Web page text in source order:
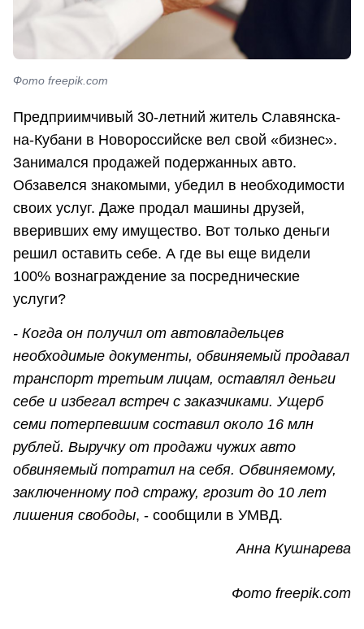
Фото freepik.com
Предприимчивый 30-летний житель Славянска-
на-Кубани в Новороссийске вел свой «бизнес».
Занимался продажей подержанных авто.
Обзавелся знакомыми, убедил в необходимости
своих услуг. Даже продал машины друзей,
вверивших ему имущество. Вот только деньги
решил оставить себе. А где вы еще видели
100% вознаграждение за посреднические
услуги?
- Когда он получил от автовладельцев
необходимые документы, обвиняемый продавал
транспорт третьим лицам, оставлял деньги
себе и избегал встреч с заказчиками. Ущерб
семи потерпевшим составил около 16 млн
рублей. Выручку от продажи чужих авто
обвиняемый потратил на себя. Обвиняемому,
заключенному под стражу, грозит до 10 лет
лишения свободы, - сообщили в УМВД.
Анна Кушнарева
Фото freepik.com